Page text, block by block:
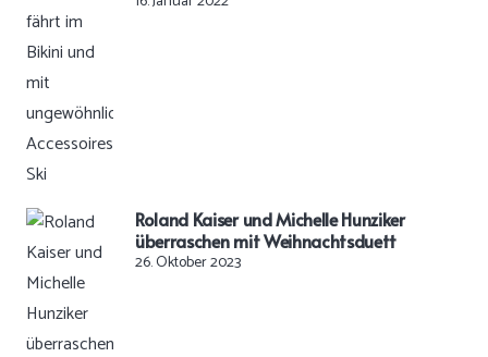
Roland Kaiser und Michelle Hunziker
überraschen mit Weihnachtsduett
26. Oktober 2023